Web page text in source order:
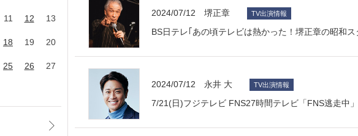
2024/07/12 堺正章 TV出演情報
BS日テレ｢あの頃テレビは熱かった！堺正章の昭和
2024/07/12 永井 大 TV出演情報
7/21(日)フジテレビ FNS27時間テレビ「FNS逃走中
11 12 13
18 19 20
25 26 27